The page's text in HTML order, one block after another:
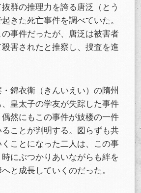
群の推理力を誇る唐泛（とう
きた死亡事件を調べていた。
事件だったが、唐泛は被害者
害されたと推察し、捜査を進
錦衣衛（きんいえい）の隋州
、皇太子の学友が失踪した事件
然にもこの事件が妓楼の一件
ことが判明する。図らずも共
ことになった二人は、この事
にぶつかりあいながらも絆を
と成長していくのだった。